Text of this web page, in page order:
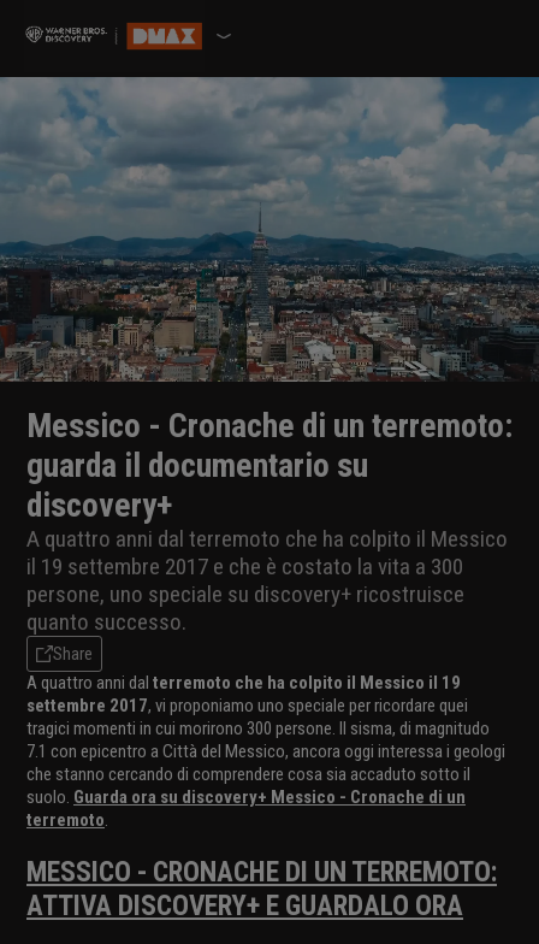
Messico - Cronache di un terremoto:
guarda il documentario su
discovery+
A quattro anni dal terremoto che ha colpito il Messico
il 19 settembre 2017 e che è costato la vita a 300
persone, uno speciale su discovery+ ricostruisce
quanto successo.
Share
A quattro anni dal terremoto che ha colpito il Messico il 19
settembre 2017, vi proponiamo uno speciale per ricordare quei
tragici momenti in cui morirono 300 persone. Il sisma, di magnitudo
7.1 con epicentro a Città del Messico, ancora oggi interessa i geologi
che stanno cercando di comprendere cosa sia accaduto sotto il
suolo. Guarda ora su discovery+ Messico - Cronache di un
terremoto.
MESSICO - CRONACHE DI UN TERREMOTO:
ATTIVA DISCOVERY+ E GUARDALO ORA